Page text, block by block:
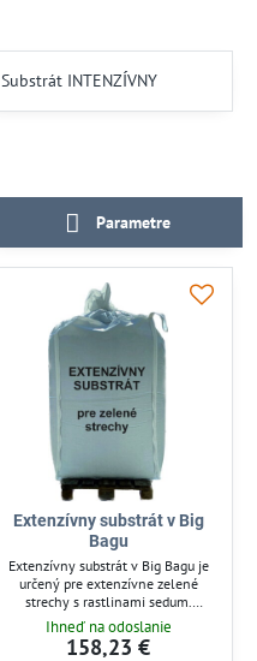
Substrát INTENZÍVNY
Parametre
Extenzívny substrát v Big
Bagu
Extenzívny substrát v Big Bagu je
určený pre extenzívne zelené
strechy s rastlinami sedum.
Zložený je z rašeliny, kompostu,
kremičitého piesku a
expandovaného ílu, čo zabezpečuje
Ihneď na odoslanie
158,23 €